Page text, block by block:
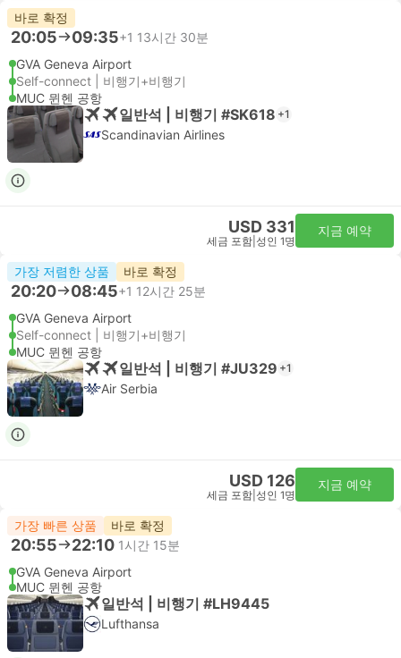
바로 확정
20:05 09:35+1 13시간 30분
GVA Geneva Airport
Self-connect | 비행기+비행기
MUC 뮌헨 공항
일반석 | 비행기 #SK618 +1
Scandinavian Airlines
USD 331
세금 포함 성인 1명
지금 예약
가장 저렴한 상품 바로 확정
20:20 08:45+1 12시간 25분
GVA Geneva Airport
Self-connect | 비행기+비행기
MUC 뮌헨 공항
일반석 | 비행기 #JU329 +1
Air Serbia
USD 126
세금 포함 성인 1명
지금 예약
가장 빠른 상품 바로 확정
20:55 22:10 1시간 15분
GVA Geneva Airport
MUC 뮌헨 공항
일반석 | 비행기 #LH9445
Lufthansa